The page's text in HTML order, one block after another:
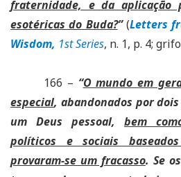
fraternidade, e da aplicação
esotéricas do Buda?”(Letters
Wisdom, 1st Series, n. 1, p. 4;
166 – “O mundo em
especial, abandonados por
um Deus pessoal, bem
políticos e sociais
provaram-se um fracasso. Se